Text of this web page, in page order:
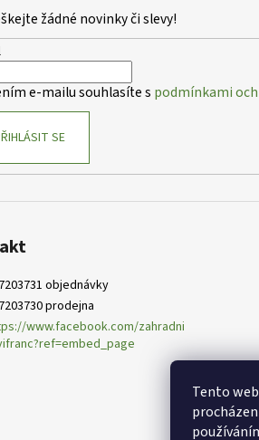
Tento
žádné novinky či slevy!
e-mailu souhlasíte s podmínkami
SE
objednávky
prodejna
www.facebook.com/zahradni